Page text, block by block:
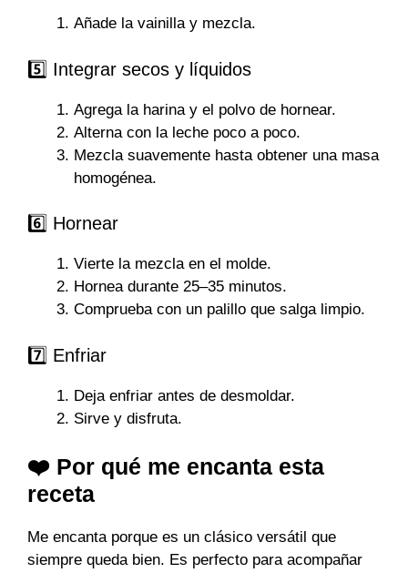
Añade la vainilla y mezcla.
5️⃣ Integrar secos y líquidos
Agrega la harina y el polvo de hornear.
Alterna con la leche poco a poco.
Mezcla suavemente hasta obtener una masa
homogénea.
6️⃣ Hornear
Vierte la mezcla en el molde.
Hornea durante 25–35 minutos.
Comprueba con un palillo que salga limpio.
7️⃣ Enfriar
Deja enfriar antes de desmoldar.
Sirve y disfruta.
❤️ Por qué me encanta esta
receta
Me encanta porque es un clásico versátil que
siempre queda bien. Es perfecto para acompañar